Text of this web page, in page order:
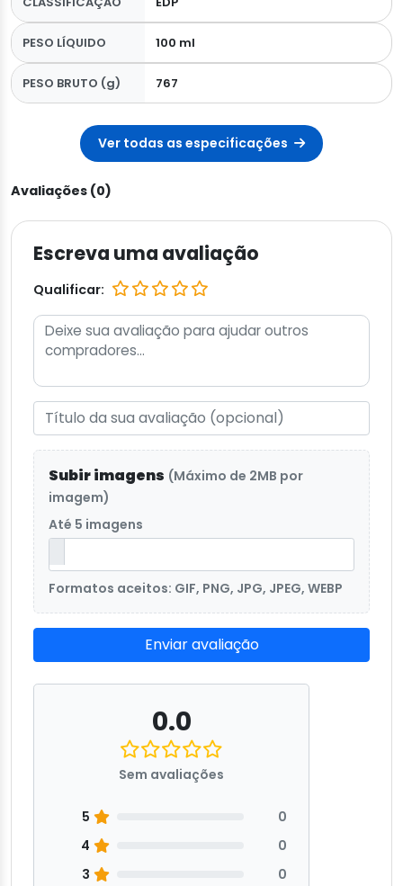
PESO LÍQUIDO 100 ml
PESO BRUTO (g) 767
Ver todas as especificações
Avaliações (0)
Escreva uma avaliação
Qualificar:
Subir imagens (Máximo de 2MB por
imagem)
Até 5 imagens
Formatos aceitos: GIF, PNG, JPG, JPEG, WEBP
Enviar avaliação
0.0
Sem avaliações
5
0
4
0
3
0